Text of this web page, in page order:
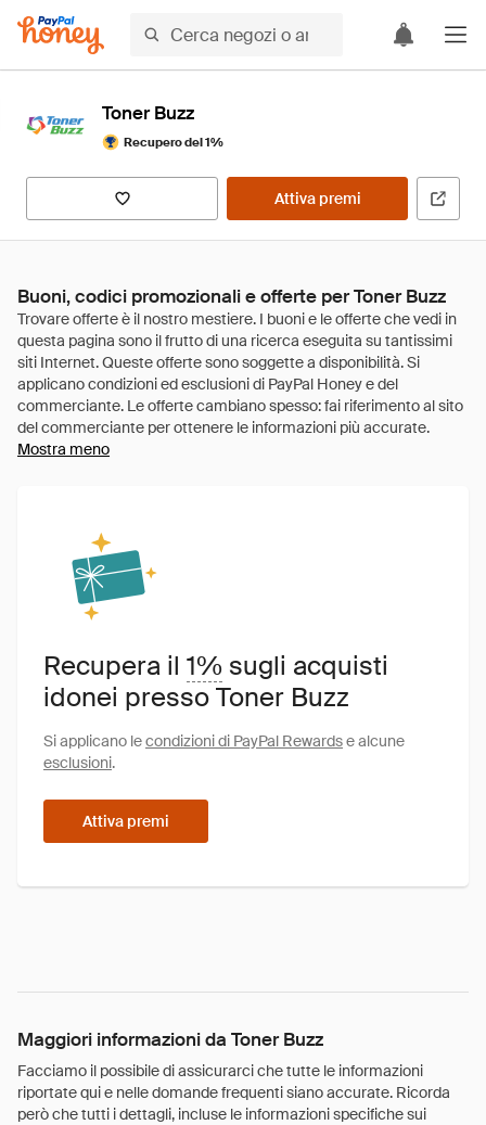
Toner Buzz
Recupero del 1%
Attiva premi
Buoni, codici promozionali e offerte per Toner Buzz
Mostra meno
Recupera il 1% sugli acquisti
idonei presso Toner Buzz
Si applicano lecondizioni di PayPal Rewardse alcune
esclusioni.
Attiva premi
Maggiori informazioni da Toner Buzz
Facciamo il possibile di assicurarci che tutte le informazioni
riportate qui e nelle domande frequenti siano accurate. Ricorda
però che tutti i dettagli, incluse le informazioni specifiche sui